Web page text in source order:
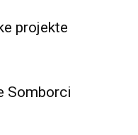
projekte
Somborci